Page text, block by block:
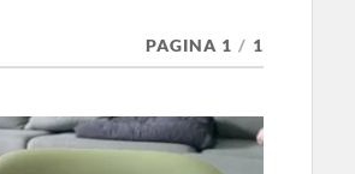
PAGINA 1 / 1